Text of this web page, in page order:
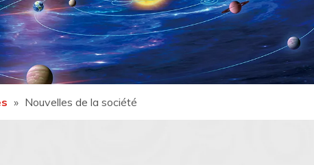
» Nouvelles de la société